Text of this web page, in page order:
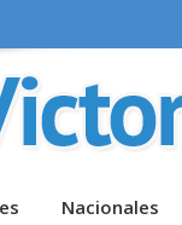
Nacionales